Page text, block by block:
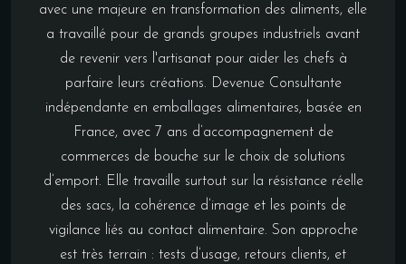
avec une majeure en transformation des aliments, elle
a travaillé pour de grands groupes industriels avant
de revenir vers l'artisanat pour aider les chefs à
parfaire leurs créations. Devenue Consultante
indépendante en emballages alimentaires, basée en
France, avec 7 ans d’accompagnement de
commerces de bouche sur le choix de solutions
d’emport. Elle travaille surtout sur la résistance réelle
des sacs, la cohérence d’image et les points de
vigilance liés au contact alimentaire. Son approche
est très terrain : tests d’usage, retours clients, et